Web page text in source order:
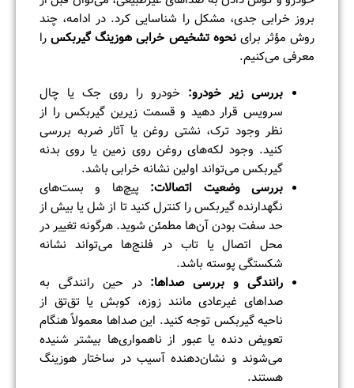
بروز خرابی جدی، مشکل را شناسایی کرد. در ادامه، چند
روش مؤثر براینحوه تشخیص خرابی هوزینگ گیربکسرا
معرفی می‌کنیم.
بررسی زیر خودرو: خودرو را روی جک یا چال
سرویس قرار دهید و قسمت زیرین گیربکس را از
نظر وجود ترک، نشتی روغن یا آثار ضربه بررسی
کنید. وجود لکه‌های روغن روی زمین یا روی بدنه
گیربکس می‌تواند اولین نشانه خرابی باشد.
بررسی وضعیت اتصالات: پیچ‌ها و بست‌های
نگهدارنده گیربکس را کنترل کنید تا از شل یا بیش از
حد سفت بودن آن‌ها مطمئن شوید. هرگونه تغییر در
محل اتصال یا تاب در فلنج‌ها می‌تواند نشانه
شکستگی پوسته باشد.
رانندگی و بررسی صداها: در حین رانندگی به
صداهای غیرعادی مانند زوزه، کوبش یا تق‌تق از
ناحیه گیربکس توجه کنید. این صداها معمولاً هنگام
تعویض دنده یا عبور از ناهمواری‌ها بیشتر شنیده
می‌شوند و نشان‌دهنده آسیب در ساختار هوزینگ
هستند.